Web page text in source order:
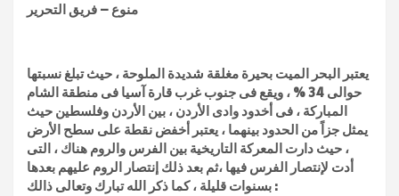
منوع – فريق التحرير
يعتبر البحر الميت بحيرة مغلقة شديدة الملوحة ، حيث تبلغ نسبتها
حوالى 34 % ، ويقع فى جنوب غرب قارة آسيا فى منطقة الشام
المباركة ، فى أخدود وادى الأردن ، بين الأردن وفلسطين حيث
يمثل جزاً من الحدود بينهما ، يعتبر أخفض نقطة على سطح الأرض
، حيث دارت المعركة التاريخية بين الفرس والروم هناك ، التى
أدت لإنتصار الفرس فيها ،ثم بعد ذلك إنتصار الروم عليهم بعدها
بسنوات قليلة ، كما ذكر الله تبارك وتعالى ذالك :